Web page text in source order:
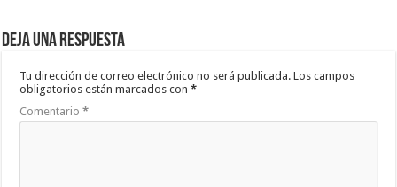
Deja una respuesta
Tu dirección de correo electrónico no será publicada. Los campos
obligatorios están marcados con*
Comentario*